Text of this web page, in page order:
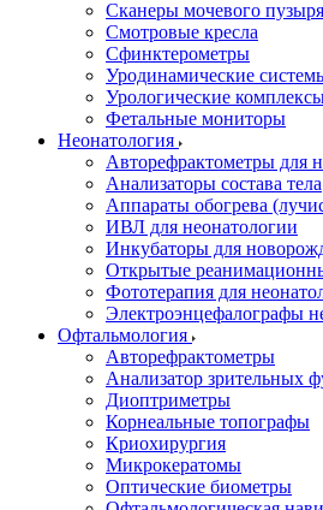
Сканеры мочевого пузыря
Смотровые кресла
Сфинктерометры
Уродинамические
Урологические
Фетальные мониторы
Неонатология
Авторефрактометры для
Анализаторы состава тела
Аппараты обогрева
ИВЛ для неонатологии
Инкубаторы для
Открытые
Фототерапия для
Электроэнцефалографы
Офтальмология
Авторефрактометры
Анализатор зрительных
Диоптриметры
Корнеальные топографы
Криохирургия
Микрокератомы
Оптические биометры